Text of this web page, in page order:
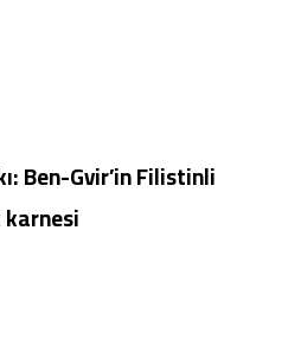
Ben-Gvir’in Filistinli